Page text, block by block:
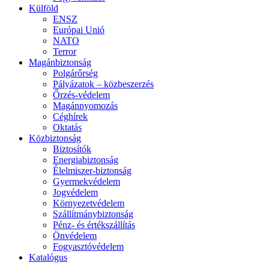
Külföld
ENSZ
Európai Unió
NATO
Terror
Magánbiztonság
Polgárőrség
Pályázatok – közbeszerzés
Őrzés-védelem
Magánnyomozás
Céghírek
Oktatás
Közbiztonság
Biztosítók
Energiabiztonság
Élelmiszer-biztonság
Gyermekvédelem
Jogvédelem
Környezetvédelem
Szállítmánybiztonság
Pénz- és értékszállítás
Önvédelem
Fogyasztóvédelem
Katalógus